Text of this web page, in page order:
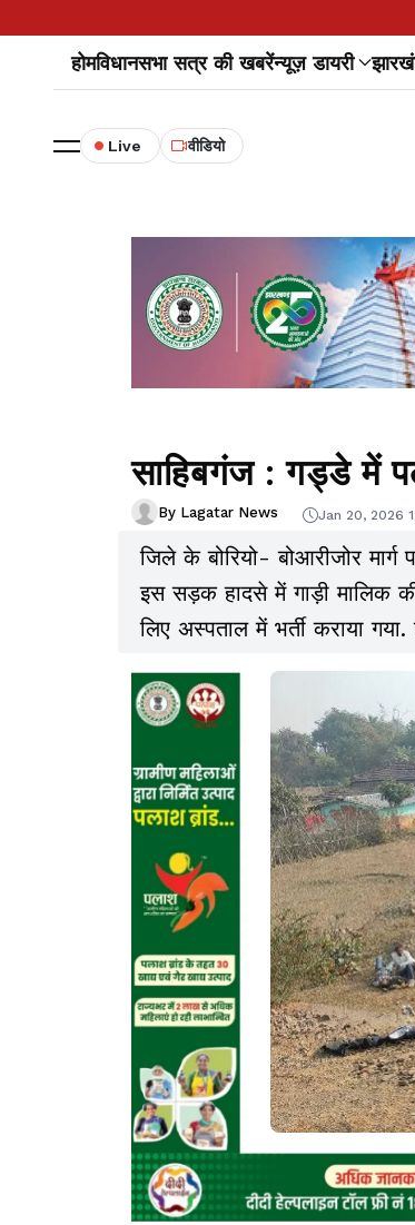
होमविधानसभा सत्र की खबरेंन्यूज़ डायरी
Live वीडियो
साहिबगंज : गड्डे में
By Lagatar News Jan 20, 2026
जिले के बोरियो- बोआरीजोर
इस सड़क हादसे में गाड़ी मालिक
लिए अस्पताल में भर्ती कराया